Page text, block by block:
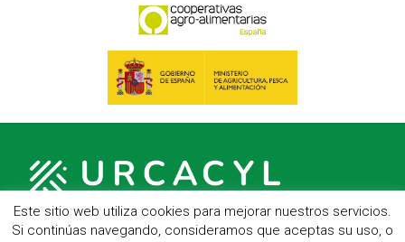
Este sitio web utiliza cookies para mejorar nuestros servicios.
Si continúas navegando, consideramos que aceptas su uso, o